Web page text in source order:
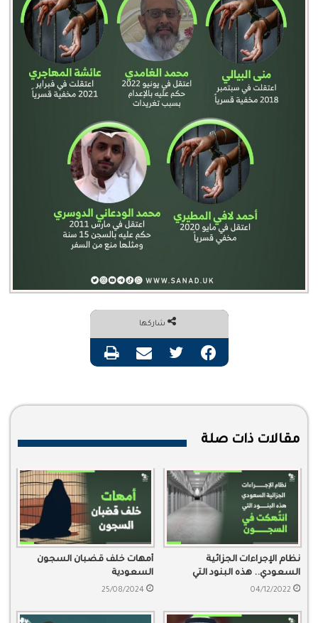
شاركها
فيسبوك تويتر مشاركة عبر البريد طباعة
مقالات ذات صلة
نظام الإجراءات الجزائية
السعودي.. هذه البنود التي
انتهكها النظام
04/12/2022
أمهات خلف قضبان السجون
السعودية
25/08/2024